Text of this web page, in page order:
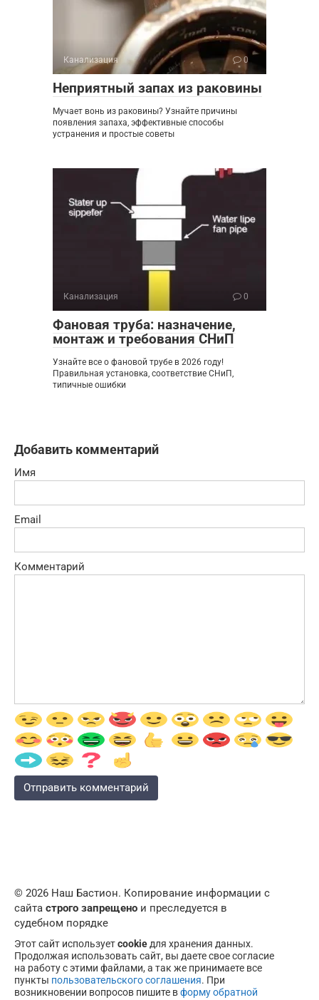
Канализация 0
Неприятный запах из раковины
Мучает вонь из раковины? Узнайте причины
появления запаха, эффективные способы
устранения и простые советы
Канализация 0
Фановая труба: назначение,
монтаж и требования СНиП
Узнайте все о фановой трубе в 2026 году!
Правильная установка, соответствие СНиП,
типичные ошибки
Добавить комментарий
Имя
Email
Комментарий
© 2026 Наш Бастион. Копирование информации с
сайта строго запрещено и преследуется в
судебном порядке
Этот сайт используетcookie для хранения данных.
Продолжая использовать сайт, вы даете свое согласие
на работу с этими файлами, а так же принимаете все
пункты пользовательского соглашения. При
возникновении вопросов пишите вформу обратной